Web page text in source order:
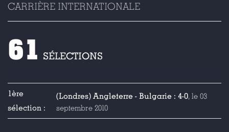
CARRIÈRE INTERNATIONALE
61 SÉLECTIONS
1ère
sélection :
(Londres) Angleterre - Bulgarie : 4-0, le 03
septembre 2010